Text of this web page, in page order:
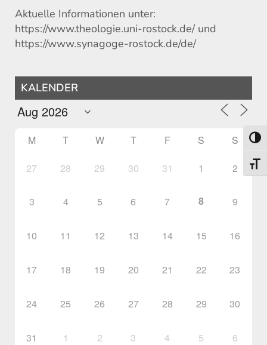
Aktuelle Informationen unter:
https://www.theologie.uni-rostock.de/ und
https://www.synagoge-rostock.de/de/
KALENDER
M T W T F S S
27 28 29 30 31 1 2
3 4 5 6 7 8 9
10 11 12 13 14 15 16
17 18 19 20 21 22 23
24 25 26 27 28 29 30
31 1 2 3 4 5 6